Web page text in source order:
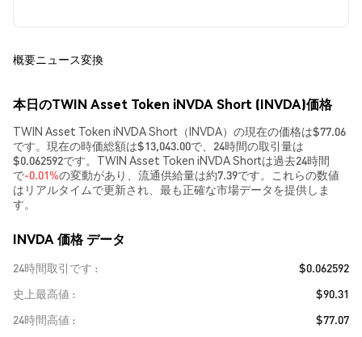
概要ニュース変換
本日のTWIN Asset Token iNVDA Short (INVDA)価格
TWIN Asset Token iNVDA Short（INVDA）の現在の価格は$77.06
です。現在の時価総額は$13,043.00で、24時間の取引量は
$0.062592です。TWIN Asset Token iNVDA Shortは過去24時間
で-0.01%の変動があり、流通供給量は約7.39です。これらの数値
はリアルタイムで更新され、最も正確な市場データを提供しま
す。
INVDA 価格 データ
24時間取引です
$0.062592
史上最高値
$90.31
24時間高値
$77.07